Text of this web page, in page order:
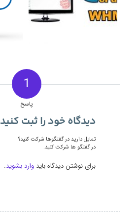
1
پاسخ
دیدگاه خود را ثبت کنید
تمایل دارید در گفتگوها شرکت کنید؟
در گفتگو ها شرکت کنید.
برای نوشتن دیدگاه باید وارد بشوید.